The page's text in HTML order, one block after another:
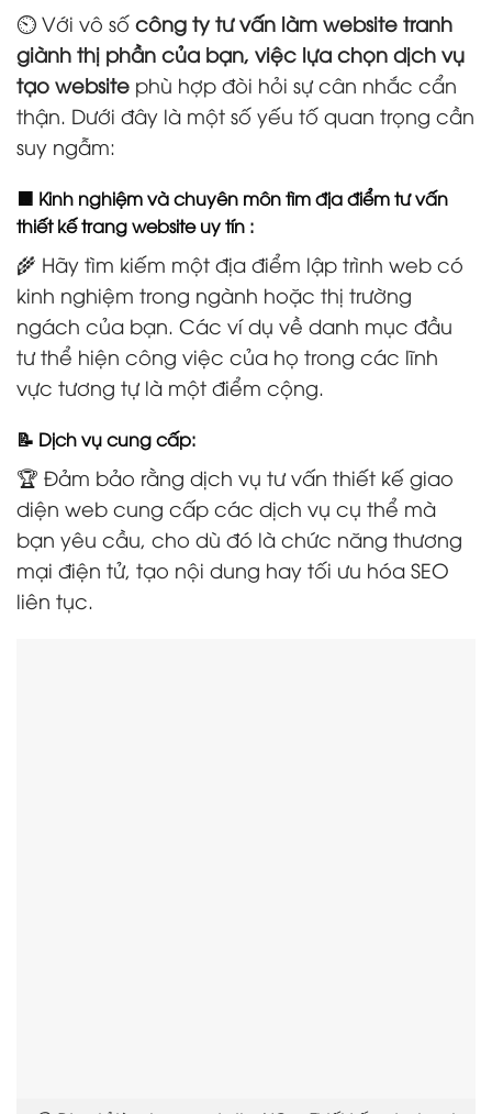
⏲️ Với vô số công ty tư vấn làm website tranh
giành thị phần của bạn, việc lựa chọn dịch vụ
tạo website phù hợp đòi hỏi sự cân nhắc cẩn
thận. Dưới đây là một số yếu tố quan trọng cần
suy ngẫm:
🟧 Kinh nghiệm và chuyên môn tìm địa điểm tư vấn
thiết kế trang website uy tín :
🌾 Hãy tìm kiếm một địa điểm lập trình web có
kinh nghiệm trong ngành hoặc thị trường
ngách của bạn. Các ví dụ về danh mục đầu
tư thể hiện công việc của họ trong các lĩnh
vực tương tự là một điểm cộng.
📝 Dịch vụ cung cấp:
🏆 Đảm bảo rằng dịch vụ tư vấn thiết kế giao
diện web cung cấp các dịch vụ cụ thể mà
bạn yêu cầu, cho dù đó là chức năng thương
mại điện tử, tạo nội dung hay tối ưu hóa SEO
liên tục.